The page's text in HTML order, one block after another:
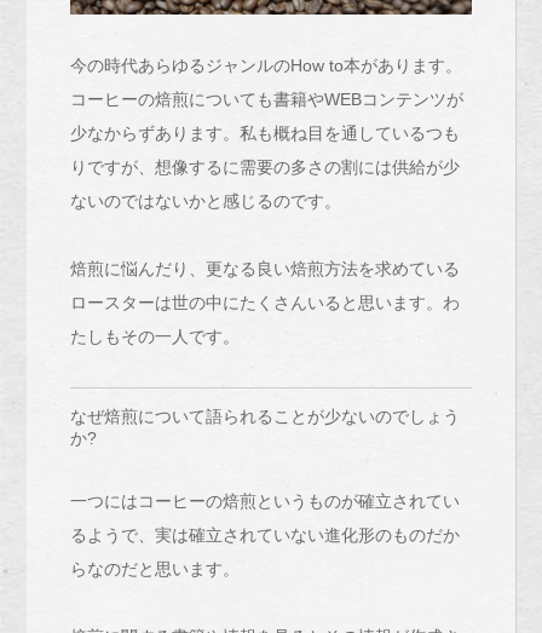
今の時代あらゆるジャンルのHow to本があります。
コーヒーの焙煎についても書籍やWEBコンテンツが
少なからずあります。私も概ね目を通しているつも
りですが、想像するに需要の多さの割には供給が少
ないのではないかと感じるのです。
焙煎に悩んだり、更なる良い焙煎方法を求めている
ロースターは世の中にたくさんいると思います。わ
たしもその一人です。
なぜ焙煎について語られることが少ないのでしょう
か?
一つにはコーヒーの焙煎というものが確立されてい
るようで、実は確立されていない進化形のものだか
らなのだと思います。